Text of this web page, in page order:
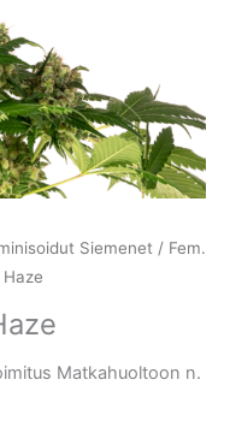
Siemenet / Fem.
Matkahuoltoon n.